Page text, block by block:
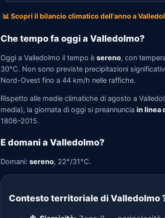
📊 Scopri il bilancio climatico dell'anno a
Che tempo fa oggi a Valledolmo?
Oggi a Valledolmo il tempo è sereno, con
30°C. Non sono previste precipitazioni
Nord-Ovest fino a 44 km/h nelle raffiche.
Rispetto alle medie climatiche di agosto a
media), la giornata di oggi si preannuncia in linea
1806–2015.
E domani a Valledolmo?
Domani: sereno, 22°/31°C.
Contesto territoriale di Valledolmo